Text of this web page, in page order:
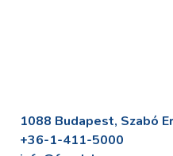
1088 Budapest, Szabó
+36-1-411-5000